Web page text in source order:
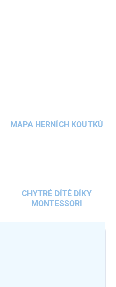
MAPA HERNÍCH KOUTKŮ
CHYTRÉ DÍTĚ DÍKY
MONTESSORI